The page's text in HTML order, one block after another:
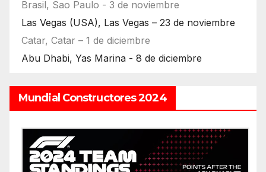
Brasil, Sao Paulo - 3 de noviembre
Las Vegas (USA), Las Vegas – 23 de noviembre
Catar, Catar – 1 de diciembre
Abu Dhabi, Yas Marina - 8 de diciembre
Mundial Constructores 2024